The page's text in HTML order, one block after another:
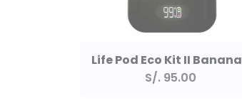
S/. 95.00